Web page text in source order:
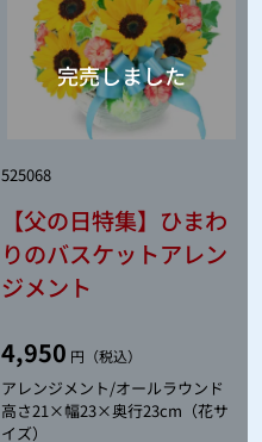
525068
【父の日特集】ひまわ
りのバスケットアレン
ジメント
4,950 円（税込）
アレンジメント/オールラウンド
高さ21×幅23×奥行23cm（花サ
イズ）